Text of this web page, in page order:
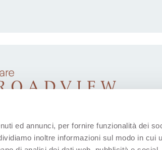
ed annunci, per fornire funzionalità dei
inoltre informazioni sul modo in cui